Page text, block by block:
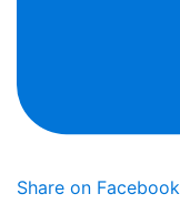
Share on Facebook